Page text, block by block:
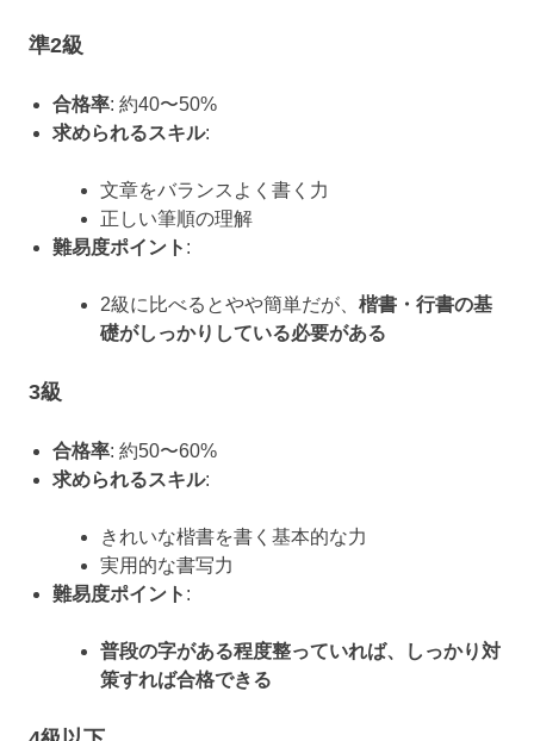
準2級
合格率: 約40〜50%
求められるスキル:
文章をバランスよく書く力
正しい筆順の理解
難易度ポイント :
2級に比べるとやや簡単だが、 楷書・行書の基
礎がしっかりしている必要がある
3級
合格率: 約50〜60%
求められるスキル:
きれいな楷書を書く基本的な力
実用的な書写力
難易度ポイント :
普段の字がある程度整っていれば、しっかり対
策すれば合格できる